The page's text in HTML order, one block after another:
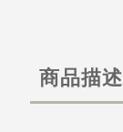
商品描述